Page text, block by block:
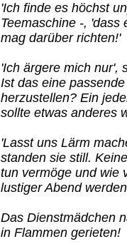
'Ich finde es höchst
Teemaschine -, 'dass
mag darüber richten!'
'Ich ärgere mich nur',
Ist das eine
herzustellen? Ein
sollte etwas anderes
'Lasst uns Lärm
standen sie still.
tun vermöge und wie
lustiger Abend
Das Dienstmädchen
in Flammen gerieten!